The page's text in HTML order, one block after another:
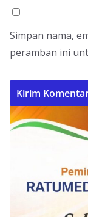
Simpan nama,
peramban ini